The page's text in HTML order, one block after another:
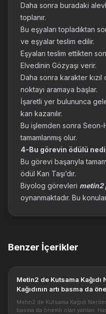
Daha sonra buradaki
toplanır.
Bu eşyaları topladıktan
ve eşyalar teslim edilir.
Eşyaları teslim ettikten
Elvedinin Gözyaşı verir.
Daha sonra karakter
noktayı aramaya başlar.
İşaretli yer bulununca
kan kazanılır.
Bu işlemden sonra
tamamlanmış olur.
4-Bu görevin ödülü
Bu görevi başarıyla
ödül Kan Taşı’dır.
Biyolog görevleri metin2
oynanmaktadır. Bu
Benzer İçerikler
Metin2 de Kutsama
Kağıdının artı basma da
yaratıktan ve nerden
Metin2 de Kutsama Kağıdı
basma da önemli olan yanları.